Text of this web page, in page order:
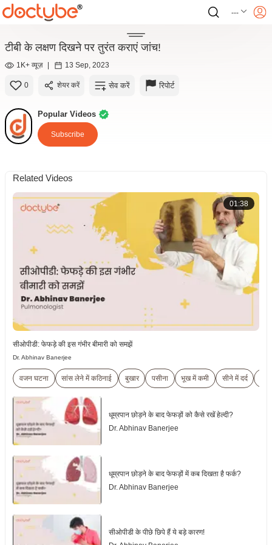
---
टीबी के लक्षण दिखने पर तुरंत कराएं जांच!
1K+ व्यूज़ | 13 Sep, 2023
0 शेयर करें सेव करें रिपोर्ट
Popular Videos
Subscribe
Related Videos
01:38
सीओपीडी: फेफड़े की इस गंभीर बीमारी को समझें
Dr. Abhinav Banerjee
वजन घटना सांस लेने में कठिनाई बुखार पसीना भूख में कमी सीने में दर्द
धूम्रपान छोड़ने के बाद फेफड़ों को कैसे रखें हेल्दी?
Dr. Abhinav Banerjee
धूम्रपान छोड़ने के बाद फेफड़ों में कब दिखता है फर्क?
Dr. Abhinav Banerjee
सीओपीडी के पीछे छिपे हैं ये बड़े कारण!